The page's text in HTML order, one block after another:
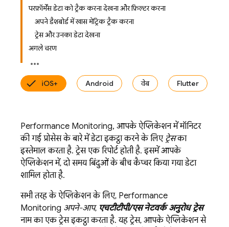
परफ़ॉर्मेंस डेटा को ट्रैक करना, देखना, और फ़िल्टर करना
अपने डैशबोर्ड में खास मेट्रिक ट्रैक करना
ट्रेस और उनका डेटा देखना
अगले चरण
iOS+ Android वेब Flutter
Performance Monitoring, आपके ऐप्लिकेशन में मॉनिटर
की गई प्रोसेस के बारे में डेटा इकट्ठा करने के लिए ट्रेसका
इस्तेमाल करता है. ट्रेस एक रिपोर्ट होती है. इसमें आपके
ऐप्लिकेशन में, दो समय बिंदुओं के बीच कैप्चर किया गया डेटा
शामिल होता है.
सभी तरह के ऐप्लिकेशन के लिए, Performance
Monitoring अपने-आप, एचटीटीपी/एस नेटवर्क अनुरोध ट्रेस
नाम का एक ट्रेस इकट्ठा करता है. यह ट्रेस, आपके ऐप्लिकेशन से